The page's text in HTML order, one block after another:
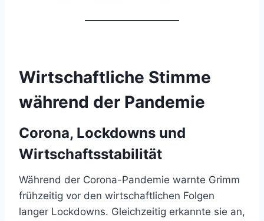
Wirtschaftliche Stimme
während der Pandemie
Corona, Lockdowns und
Wirtschaftsstabilität
Während der Corona-Pandemie warnte Grimm
frühzeitig vor den wirtschaftlichen Folgen
langer Lockdowns. Gleichzeitig erkannte sie an,